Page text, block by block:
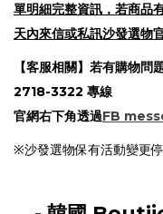
單明細完整資訊，若商品
天內來信或私訊沙發選物
【客服相關】若有購物
2718-3322 專線
官網右下角透過FB
※沙發選物保有活動變更